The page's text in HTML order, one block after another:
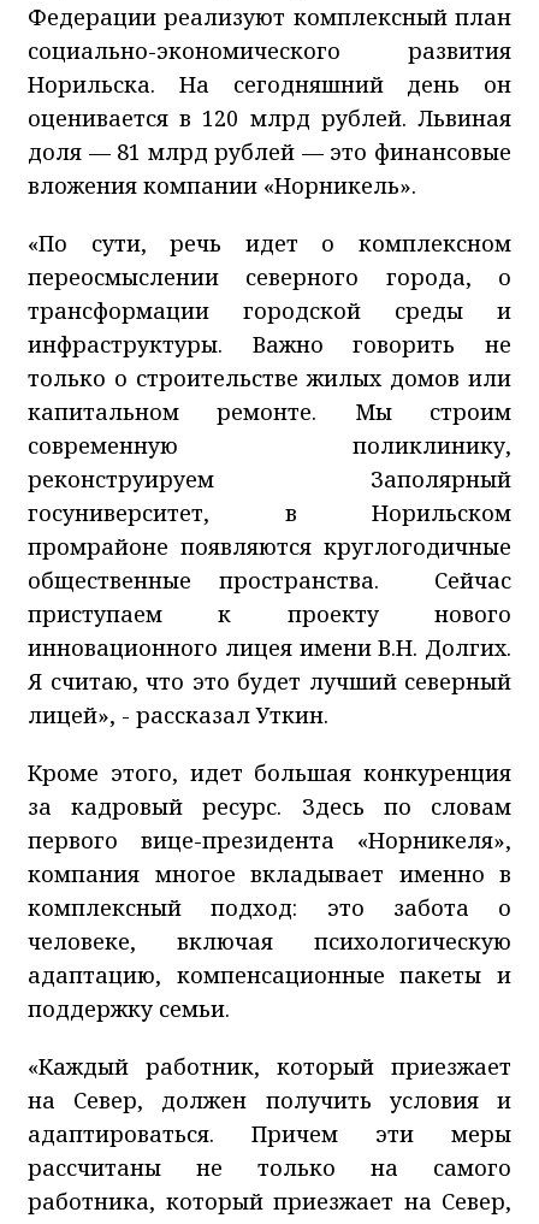
Федерации реализуют комплексный план
социально-экономического развития
Норильска. На сегодняшний день он
оценивается в 120 млрд рублей. Львиная
доля — 81 млрд рублей — это финансовые
вложения компании «Норникель».
«По сути, речь идет о комплексном
переосмыслении северного города, о
трансформации городской среды и
инфраструктуры. Важно говорить не
только о строительстве жилых домов или
капитальном ремонте. Мы строим
современную поликлинику,
реконструируем Заполярный
госуниверситет, в Норильском
промрайоне появляются круглогодичные
общественные пространства. Сейчас
приступаем к проекту нового
инновационного лицея имени В.Н. Долгих.
Я считаю, что это будет лучший северный
лицей», - рассказал Уткин.
Кроме этого, идет большая конкуренция
за кадровый ресурс. Здесь по словам
первого вице-президента «Норникеля»,
компания многое вкладывает именно в
комплексный подход: это забота о
человеке, включая психологическую
адаптацию, компенсационные пакеты и
поддержку семьи.
«Каждый работник, который приезжает
на Север, должен получить условия и
адаптироваться. Причем эти меры
рассчитаны не только на самого
работника, который приезжает на Север,